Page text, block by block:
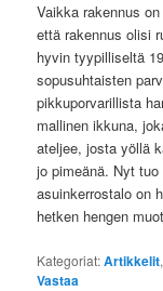
Vaikka rakennus
että rakennus olisi
hyvin tyypilliseltä
sopusuhtaisten
pikkuporvarillista
mallinen ikkuna,
ateljee, josta yöllä
jo pimeänä. Nyt
asuinkerrostalo on
hetken hengen
Kategoriat:Artikkelit
Vastaa